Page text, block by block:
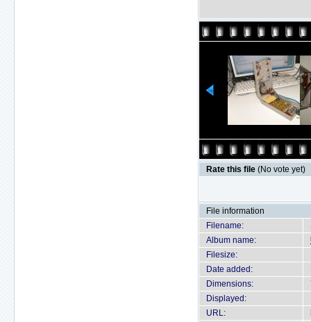
Rate this file (No vote yet)
File information
Filename:
Album name:
Filesize:
Date added:
Dimensions:
Displayed:
URL: